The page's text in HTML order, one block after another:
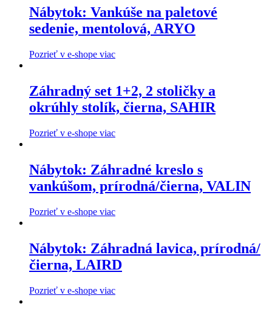
Nábytok: Vankúše na paletové
sedenie, mentolová, ARYO
Pozrieť v e-shope viac
Záhradný set 1+2, 2 stoličky a
okrúhly stolík, čierna, SAHIR
Pozrieť v e-shope viac
Nábytok: Záhradné kreslo s
vankúšom, prírodná/čierna, VALIN
Pozrieť v e-shope viac
Nábytok: Záhradná lavica, prírodná/
čierna, LAIRD
Pozrieť v e-shope viac